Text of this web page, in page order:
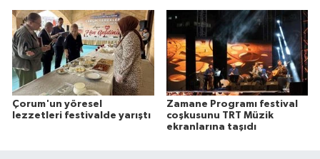
Çorum'un yöresel
lezzetleri festivalde yarıştı
Zamane Programı festival
coşkusunu TRT Müzik
ekranlarına taşıdı